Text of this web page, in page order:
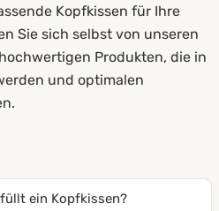
Kopfkissen für Ihre
Sie sich selbst von unseren
Produkten, die in
und optimalen
ein Kopfkissen?